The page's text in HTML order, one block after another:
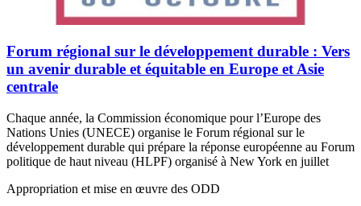
Forum régional sur le développement durable : Vers
un avenir durable et équitable en Europe et Asie
centrale
Chaque année, la Commission économique pour l’Europe des
Nations Unies (UNECE) organise le Forum régional sur le
développement durable qui prépare la réponse européenne au Forum
politique de haut niveau (HLPF) organisé à New York en juillet
Appropriation et mise en œuvre des ODD